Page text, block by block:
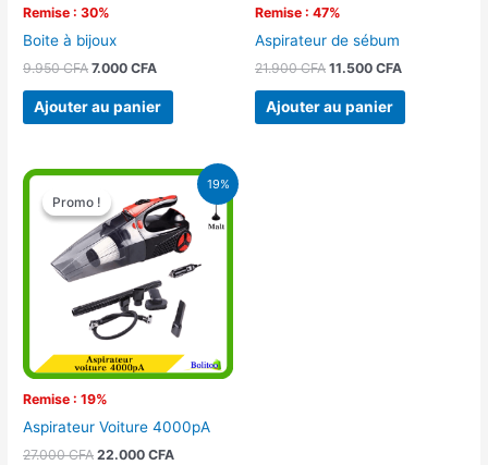
Remise : 30%
Boite à bijoux
9.950CFA 7.000CFA
Ajouter au panier
Remise : 47%
Aspirateur de sébum
21.900CFA 11.500 CFA
Ajouter au panier
19%
Promo !
Remise : 19%
Promo !
Aspirateur Voiture 4000pA
27.000CFA
Le
prix
initial
était :
27.000 CFA.
22.000CFA
Le
prix
actuel
est :
22.000 CFA.